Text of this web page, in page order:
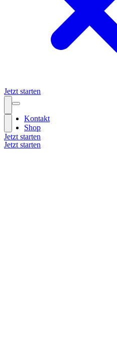
Jetzt starten
Jetzt starten
Kontakt
Shop
Jetzt starten